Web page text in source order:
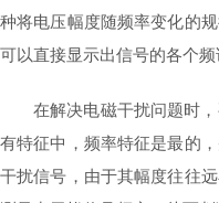
种将电压幅度随频率变化的
可以直接显示出信号的各个频
在解决电磁干扰问题时
有特征中，频率特征是最的
干扰信号，由于其幅度往往